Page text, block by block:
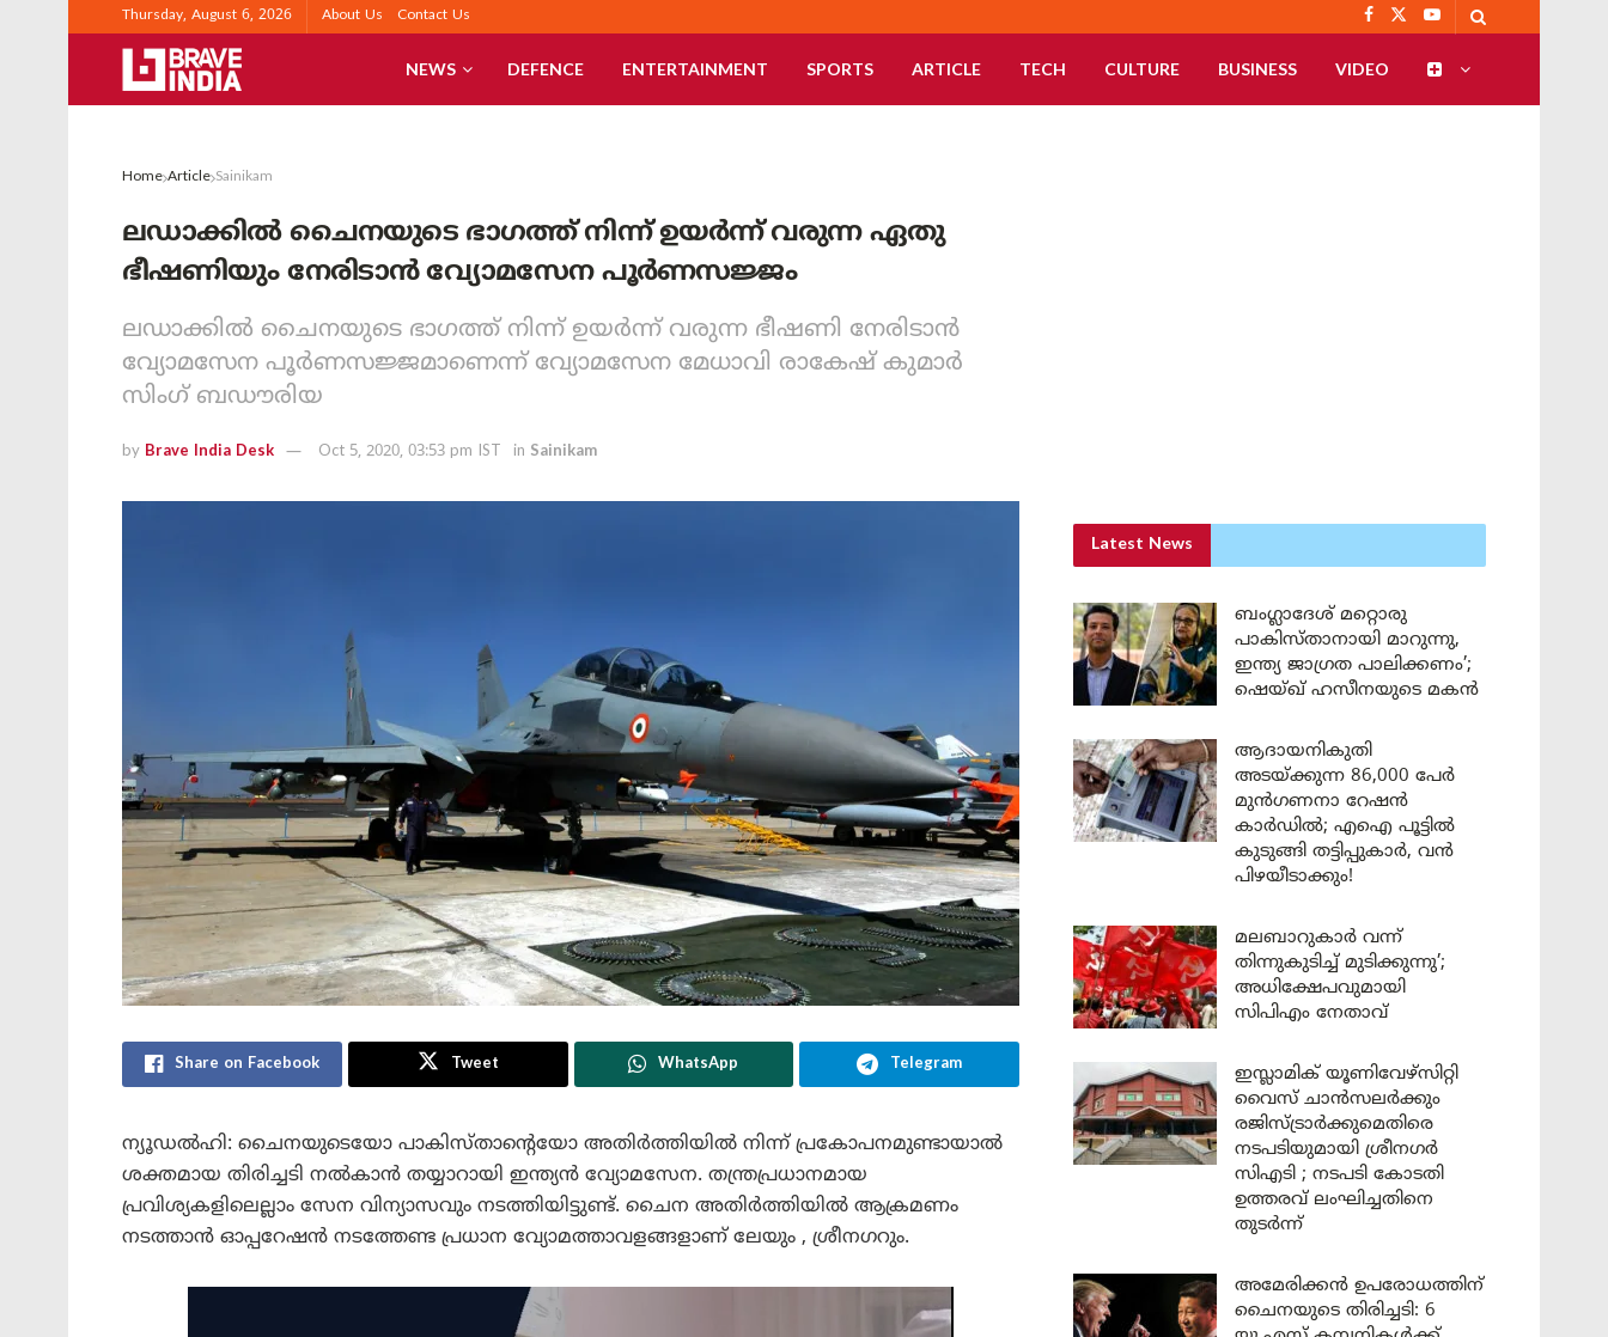
Thursday, August 6, 2026 About Us Contact Us
NEWS DEFENCE ENTERTAINMENT SPORTS ARTICLE TECH CULTURE BUSINESS VIDEO
Home Article Sainikam
ലഡാക്കില്‍ ചൈനയുടെ ഭാഗത്ത് നിന്ന് ഉയര്‍ന്ന് വരുന്ന ഏതു
ഭീഷണിയും നേരിടാന്‍ വ്യോമസേന പൂര്‍ണസജ്ജം
ലഡാക്കില്‍ ചൈനയുടെ ഭാഗത്ത് നിന്ന് ഉയര്‍ന്ന് വരുന്ന ഭീഷണി നേരിടാന്‍
വ്യോമസേന പൂര്‍ണസജ്ജമാണെന്ന് വ്യോമസേന മേധാവി രാകേഷ് കുമാര്‍
സിംഗ് ബഡൗരിയ
by Brave India Desk Oct 5, 2020, 03:53 pm IST in Sainikam
Share on Facebook Tweet WhatsApp Telegram
ന്യൂഡല്‍ഹി: ചൈനയുടെയോ പാകിസ്താന്റെയോ അതിര്‍ത്തിയില്‍ നിന്ന് പ്രകോപനമുണ്ടായാൽ
ശക്തമായ തിരിച്ചടി നൽകാൻ തയ്യാറായി ഇന്ത്യൻ വ്യോമസേന. തന്ത്രപ്രധാനമായ
പ്രവിശ്യകളിലെല്ലാം സേന വിന്യാസവും നടത്തിയിട്ടുണ്ട്. ചൈന അതിർത്തിയിൽ ആക്രമണം
നടത്താന്‍ ഓപ്പറേഷന്‍ നടത്തേണ്ട പ്രധാന വ്യോമത്താവളങ്ങളാണ് ലേയും , ശ്രീനഗറും.
Latest News
ബംഗ്ലാദേശ് മറ്റൊരു
പാകിസ്താനായി മാറുന്നു,
ഇന്ത്യ ജാഗ്രത പാലിക്കണം’;
ഷെയ്ഖ് ഹസീനയുടെ മകൻ
ആദായനികുതി
അടയ്ക്കുന്ന 86,000 പേർ
മുൻഗണനാ റേഷൻ
കാർഡിൽ; എഐ പൂട്ടിൽ
കുടുങ്ങി തട്ടിപ്പുകാർ, വൻ
പിഴയീടാക്കും!
മലബാറുകാർ വന്ന്
തിന്നുകുടിച്ച് മുടിക്കുന്നു’;
അധിക്ഷേപവുമായി
സിപിഎം നേതാവ്
ഇസ്ലാമിക് യൂണിവേഴ്സിറ്റി
വൈസ് ചാൻസലർക്കും
രജിസ്ട്രാർക്കുമെതിരെ
നടപടിയുമായി ശ്രീനഗർ
സിഎടി ; നടപടി കോടതി
ഉത്തരവ് ലംഘിച്ചതിനെ
തുടർന്ന്
അമേരിക്കൻ ഉപരോധത്തിന്
ചൈനയുടെ തിരിച്ചടി: 6